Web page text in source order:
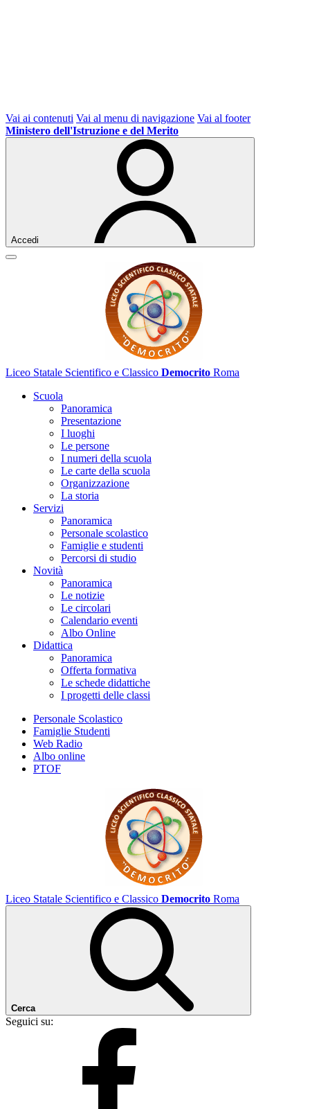
Vai ai contenuti Vai al menu di navigazione Vai al footer
Ministero dell'Istruzione e del Merito
Accedi
Liceo Statale Scientifico e Classico Democrito Roma
Scuola
Panoramica
Presentazione
I luoghi
Le persone
I numeri della scuola
Le carte della scuola
Organizzazione
La storia
Servizi
Panoramica
Personale scolastico
Famiglie e studenti
Percorsi di studio
Novità
Panoramica
Le notizie
Le circolari
Calendario eventi
Albo Online
Didattica
Panoramica
Offerta formativa
Le schede didattiche
I progetti delle classi
Personale Scolastico
Famiglie Studenti
Web Radio
Albo online
PTOF
Liceo Statale Scientifico e Classico Democrito Roma
Cerca
Seguici su: